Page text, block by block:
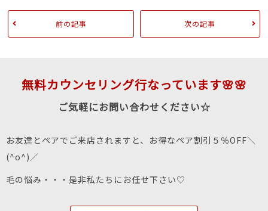
前の記事 次の記事
無料カウンセリング行なっています🌸🌸
ご気軽にお問い合わせください☆
お友達とペアでご来店されますと、お得なペア割引５％OFF＼
(^o^)／
毛の悩み・・・是非私たちにお任せ下さい♡